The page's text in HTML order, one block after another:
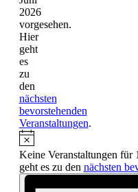
2026
vorgesehen.
Hier
geht
es
zu
den
nächsten
bevorstehenden
Veranstaltungen.
Keine Veranstaltungen für
geht es zu den nächsten
Ansichten-
Veranstaltung